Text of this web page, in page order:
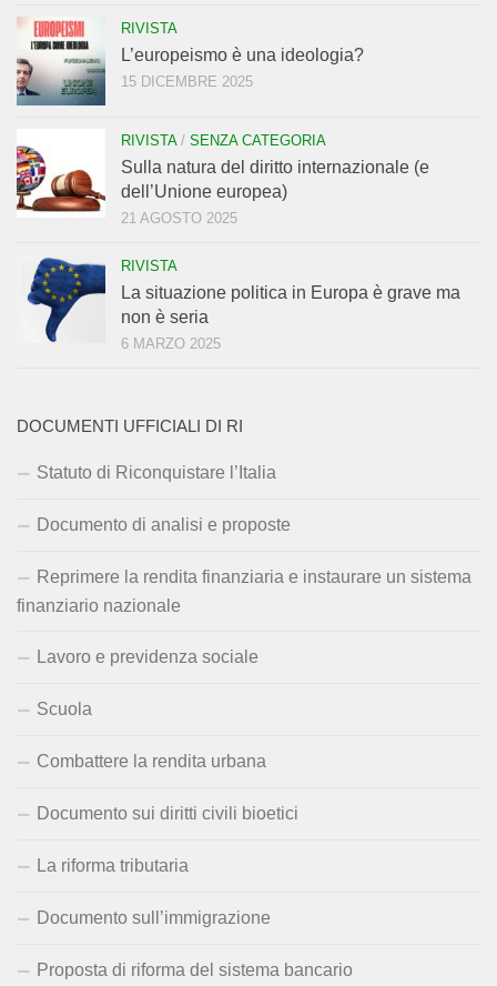
RIVISTA
L’europeismo è una ideologia?
15 DICEMBRE 2025
RIVISTA/ SENZA CATEGORIA
Sulla natura del diritto internazionale (e
dell’Unione europea)
21 AGOSTO 2025
RIVISTA
La situazione politica in Europa è grave ma
non è seria
6 MARZO 2025
DOCUMENTI UFFICIALI DI RI
Statuto di Riconquistare l’Italia
Documento di analisi e proposte
Reprimere la rendita finanziaria e instaurare un sistema
finanziario nazionale
Lavoro e previdenza sociale
Scuola
Combattere la rendita urbana
Documento sui diritti civili bioetici
La riforma tributaria
Documento sull’immigrazione
Proposta di riforma del sistema bancario